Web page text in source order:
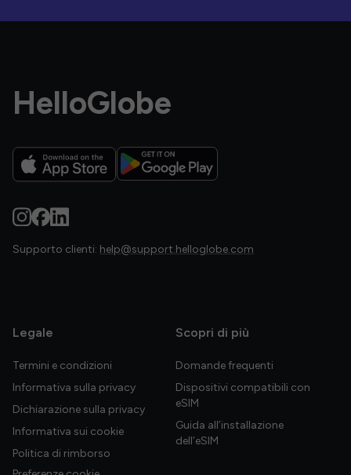
HelloGlobe
Supporto clienti: help@support.helloglobe.com
Legale
Termini e condizioni
Informativa sulla privacy
Dichiarazione sulla privacy
Informativa sui cookie
Politica di rimborso
Scopri di più
Domande frequenti
Dispositivi compatibili con
eSIM
Guida all’installazione
dell’eSIM